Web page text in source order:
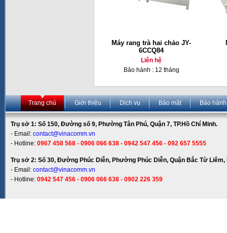
Máy rang trà hai chảo JY-
6CCQ84
Liên hệ
Bảo hành : 12 tháng
Trang chủ Giới thiệu Dịch vụ Bảo mật Bảo hành
Trụ sở 1: Số 150, Đường số 9, Phường Tân Phú, Quận 7, TP.Hồ Chí Minh.
- Email: contact@vinacomm.vn
- Hotline: 0967 458 568 - 0906 066 638 - 0942 547 456 - 092 657 5555
Trụ sở 2: Số 30, Đường Phúc Diễn, Phường Phúc Diễn, Quận Bắc Từ Liêm,
- Email: contact@vinacomm.vn
- Hotline: 0942 547 456 - 0906 066 638 - 0902 226 359